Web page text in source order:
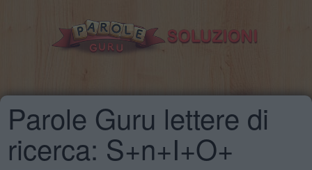
Parole Guru lettere di
ricerca: S+n+I+O+